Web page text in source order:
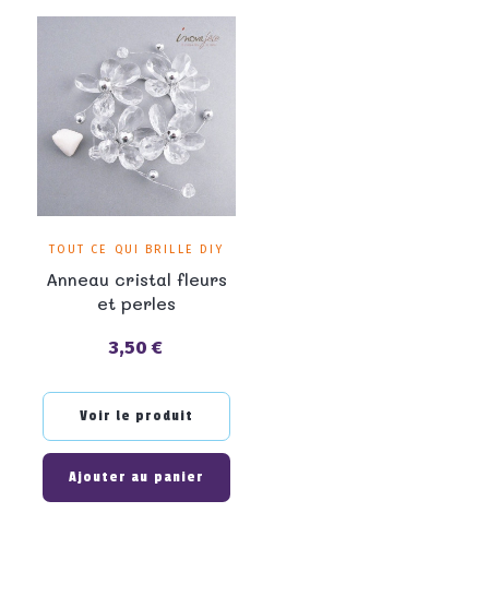
TOUT CE QUI BRILLE DIY
Anneau cristal fleurs
et perles
Prix
3,50 €
Voir le produit
Ajouter au panier